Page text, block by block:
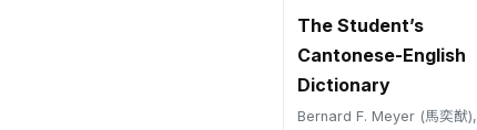
The Student’s
Cantonese-English
Dictionary
Bernard F. Meyer (馬奕猷),